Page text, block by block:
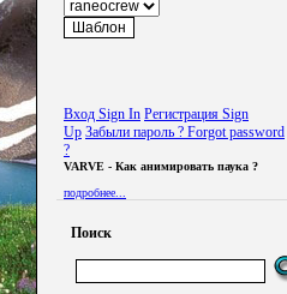
Вход Sign In Регистрация Sign
Up Забыли пароль ? Forgot password
?
VARVE - Как анимировать паука ?
подробнее...
Поиск